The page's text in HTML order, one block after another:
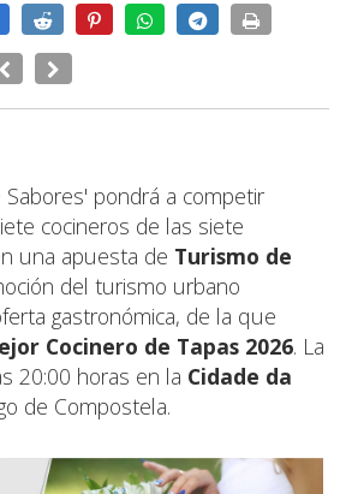
Sabores' pondrá a competir
cocineros de las siete
una apuesta de Turismo de
del turismo urbano
gastronómica, de la que
Cocinero de Tapas 2026. La
20:00 horas en la Cidade da
de Compostela.